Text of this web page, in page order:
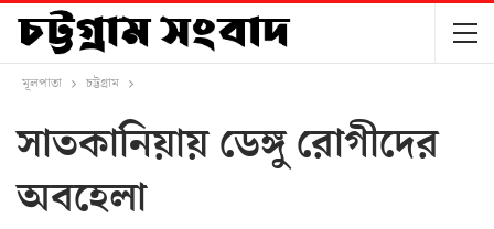
মূলপাতা চট্টগ্রাম
সাতকানিয়ায় ডেঙ্গু রোগীদের
অবহেলা